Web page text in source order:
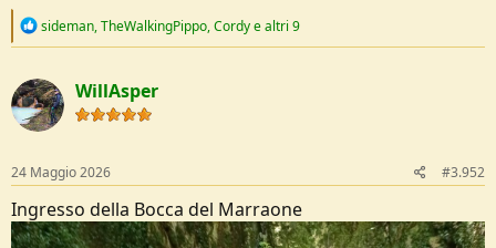
R
c
t
i
o
s
:
sideman,TheWalkingPippo,Cordye altri 9
WillAsper
24 Maggio 2026 #3.952
Ingresso della Bocca del Marraone